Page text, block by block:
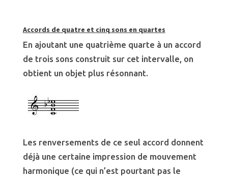
Accords de quatre et cinq sons en quartes
En ajoutant une quatrième quarte à un accord
de trois sons construit sur cet intervalle, on
obtient un objet plus résonnant.
Les renversements de ce seul accord donnent
déjà une certaine impression de mouvement
harmonique (ce qui n’est pourtant pas le